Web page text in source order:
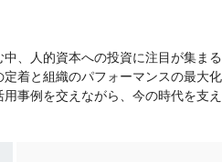
、人的資本への投資に注目が集ま
着と組織のパフォーマンスの最大
事例を交えながら、今の時代を支